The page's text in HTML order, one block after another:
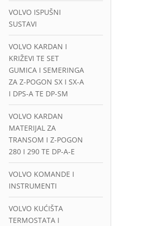
VOLVO ISPUŠNI
SUSTAVI
VOLVO KARDAN I
KRIŽEVI TE SET
GUMICA I SEMERINGA
ZA Z-POGON SX I SX-A
I DPS-A TE DP-SM
VOLVO KARDAN
MATERIJAL ZA
TRANSOM I Z-POGON
280 I 290 TE DP-A-E
VOLVO KOMANDE I
INSTRUMENTI
VOLVO KUĆIŠTA
TERMOSTATA I